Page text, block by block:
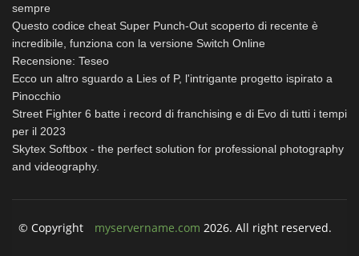
sempre
Questo codice cheat Super Punch-Out scoperto di recente è
incredibile, funziona con la versione Switch Online
Recensione: Teseo
Ecco un altro sguardo a Lies of P, l'intrigante progetto ispirato a
Pinocchio
Street Fighter 6 batte i record di franchising e di Evo di tutti i tempi
per il 2023
Skytex Softbox - the perfect solution for professional photography
and videography.
© Copyright myservername.com 2026. All right reserved.